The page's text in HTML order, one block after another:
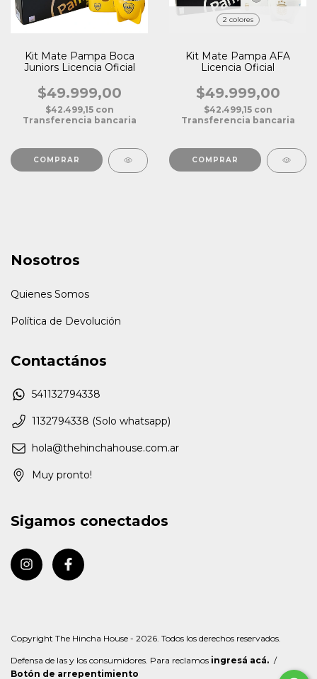
Kit Mate Pampa Boca
Juniors Licencia Oficial
$49.999,00
$42.499,15 con
Transferencia bancaria
2 colores
Kit Mate Pampa AFA
Licencia Oficial
$49.999,00
$42.499,15 con
Transferencia bancaria
COMPRAR
Nosotros
Quienes Somos
Política de Devolución
Contactános
541132794338
1132794338 (Solo whatsapp)
hola@thehinchahouse.com.ar
Muy pronto!
Sigamos conectados
Copyright The Hincha House - 2026. Todos los derechos reservados.
Defensa de las y los consumidores. Para reclamos ingresá acá. /
Botón de arrepentimiento